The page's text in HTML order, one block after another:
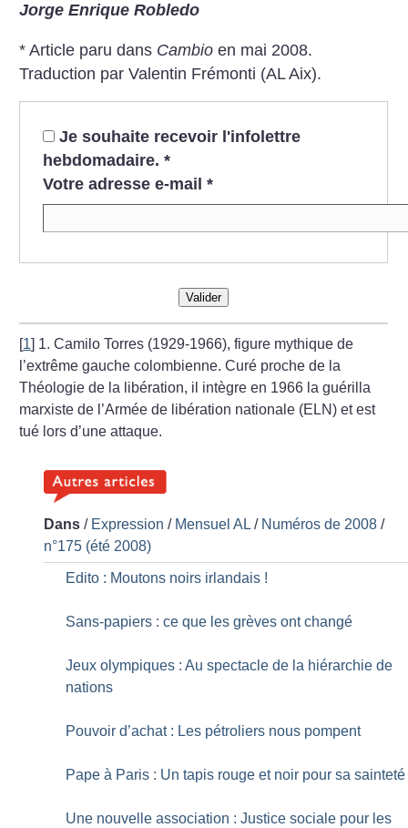
Jorge Enrique Robledo
* Article paru dans Cambio en mai 2008.
Traduction par Valentin Frémonti (AL Aix).
Je souhaite recevoir l'infolettre
hebdomadaire. *
Votre adresse e-mail *
Valider
[1] 1. Camilo Torres (1929-1966), figure mythique de
l’extrême gauche colombienne. Curé proche de la
Théologie de la libération, il intègre en 1966 la guérilla
marxiste de l’Armée de libération nationale (ELN) et est
tué lors d’une attaque.
Dans / Expression / Mensuel AL / Numéros de 2008 /
n°175 (été 2008)
Edito : Moutons noirs irlandais !
Sans-papiers : ce que les grèves ont changé
Jeux olympiques : Au spectacle de la hiérarchie de
nations
Pouvoir d’achat : Les pétroliers nous pompent
Pape à Paris : Un tapis rouge et noir pour sa sainteté
Une nouvelle association : Justice sociale pour les